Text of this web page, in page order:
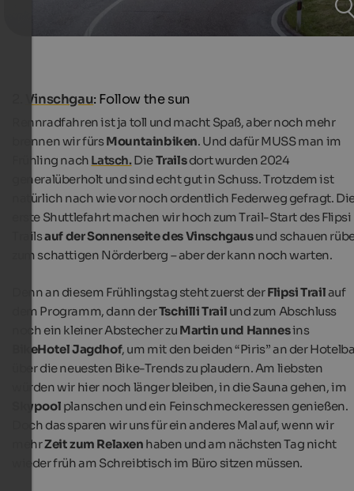
Vinschgau: Follow the sun
Rennradfahren ist ja toll und macht Spaß, aber noch mehr
brennen wir fürsMountainbiken. Und dafür MUSS man im
Frühling nach Latsch. DieTrailsdort wurden 2024
generalüberholt und sind echt gut in Schuss. Trotzdem ist
natürlich nach wie vor noch ordentlich Federweg gefragt.
erste Shuttlefahrt machen wir hoch zum Trail-Start desFlipsi
Trailsauf der Sonnenseite des Vinschgausund schauen
zum schattigen Nörderberg – aber der kann noch warten.
Denn an diesem Frühlingstag steht zuerst derFlipsi Trailauf
dem Programm, dann derTschilli Trail und zum Abschluss
noch ein kleiner Abstecher zu Martin und Hannesins
BikeHotel Jagdhof, um mit den beiden “Piris” an der
über die neuesten Bike-Trends zu plaudern. Am liebsten
würden wir hier noch länger bleiben, in die Sauna gehen, im
Skypool planschen und ein Feinschmeckeressen genießen.
Doch das sparen wir uns für ein anderes Mal auf, wenn wir
mehrZeit zum Relaxen haben und am nächsten Tag nicht
wieder früh am Schreibtisch im Büro sitzen müssen.